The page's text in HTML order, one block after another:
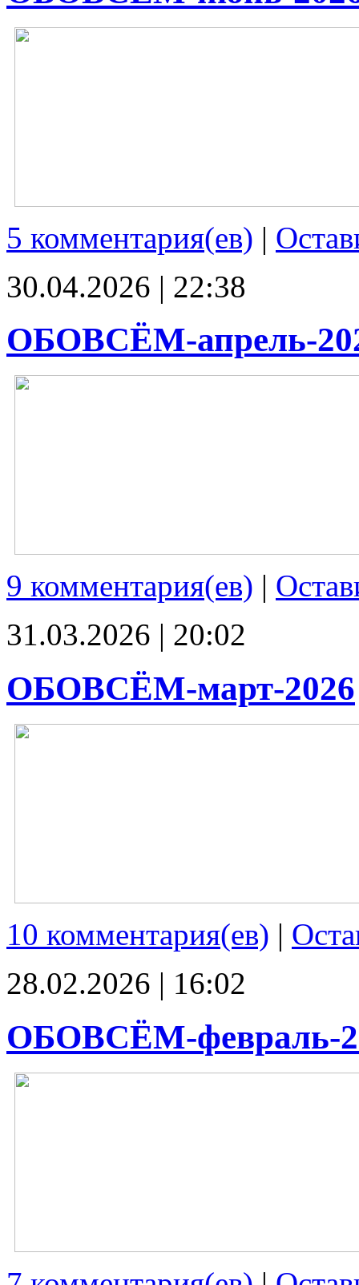
5 комментария(ев) |
30.04.2026 | 22:38
ОБОВСЁМ-апрель-
9 комментария(ев) |
31.03.2026 | 20:02
ОБОВСЁМ-март-2026
10 комментария(ев) |
28.02.2026 | 16:02
ОБОВСЁМ-февраль-